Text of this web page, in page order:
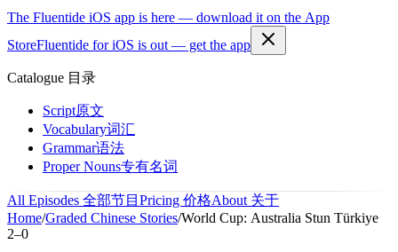
The Fluentide iOS app is here — download it on the App
StoreFluentide for iOS is out — get the app
Catalogue 目录
Script原文
Vocabulary词汇
Grammar语法
Proper Nouns专有名词
All Episodes 全部节目 Pricing 价格About 关于
Home/Graded Chinese Stories/World Cup: Australia Stun Türkiye
2–0